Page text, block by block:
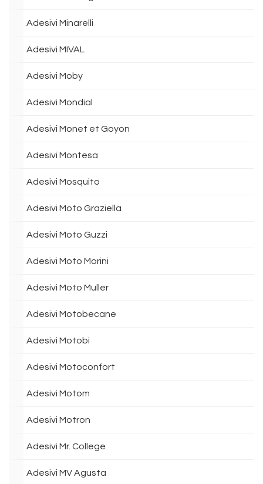
Adesivi Minarelli
Adesivi MIVAL
Adesivi Moby
Adesivi Mondial
Adesivi Monet et Goyon
Adesivi Montesa
Adesivi Mosquito
Adesivi Moto Graziella
Adesivi Moto Guzzi
Adesivi Moto Morini
Adesivi Moto Muller
Adesivi Motobecane
Adesivi Motobi
Adesivi Motoconfort
Adesivi Motom
Adesivi Motron
Adesivi Mr. College
Adesivi MV Agusta